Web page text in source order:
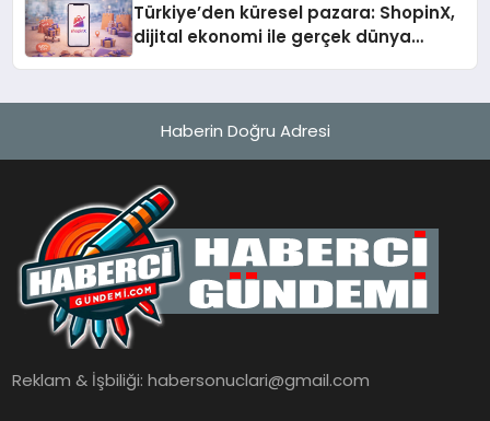
Türkiye’den küresel pazara: ShopinX,
dijital ekonomi ile gerçek dünya
Haberin Doğru Adresi
Reklam & İşbiliği:habersonuclari@gmail.com